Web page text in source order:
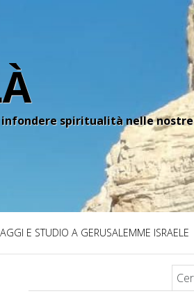
spiritualità nelle nostre
E STUDIO A GERUSALEMME ISRAELE